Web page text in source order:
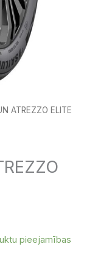
ATREZZO ELITE
pieejamības